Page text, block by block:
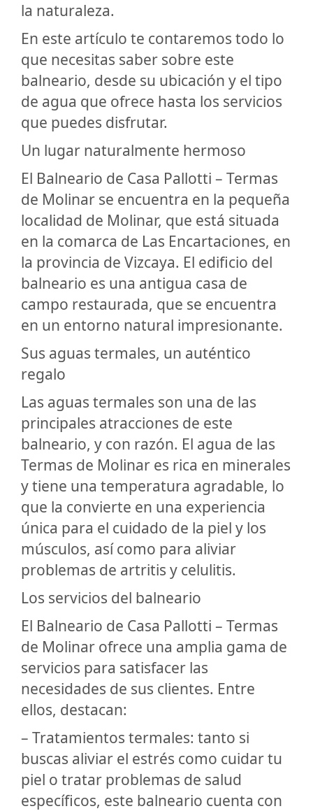
la naturaleza.
En este artículo te contaremos todo lo
que necesitas saber sobre este
balneario, desde su ubicación y el tipo
de agua que ofrece hasta los servicios
que puedes disfrutar.
Un lugar naturalmente hermoso
El Balneario de Casa Pallotti – Termas
de Molinar se encuentra en la pequeña
localidad de Molinar, que está situada
en la comarca de Las Encartaciones, en
la provincia de Vizcaya. El edificio del
balneario es una antigua casa de
campo restaurada, que se encuentra
en un entorno natural impresionante.
Sus aguas termales, un auténtico
regalo
Las aguas termales son una de las
principales atracciones de este
balneario, y con razón. El agua de las
Termas de Molinar es rica en minerales
y tiene una temperatura agradable, lo
que la convierte en una experiencia
única para el cuidado de la piel y los
músculos, así como para aliviar
problemas de artritis y celulitis.
Los servicios del balneario
El Balneario de Casa Pallotti – Termas
de Molinar ofrece una amplia gama de
servicios para satisfacer las
necesidades de sus clientes. Entre
ellos, destacan:
– Tratamientos termales: tanto si
buscas aliviar el estrés como cuidar tu
piel o tratar problemas de salud
específicos, este balneario cuenta con